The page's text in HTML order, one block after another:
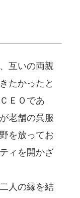
互いの両親
たかったと
ＥＯであ
老舗の呉服
を放ってお
ィを開かざ
人の縁を結